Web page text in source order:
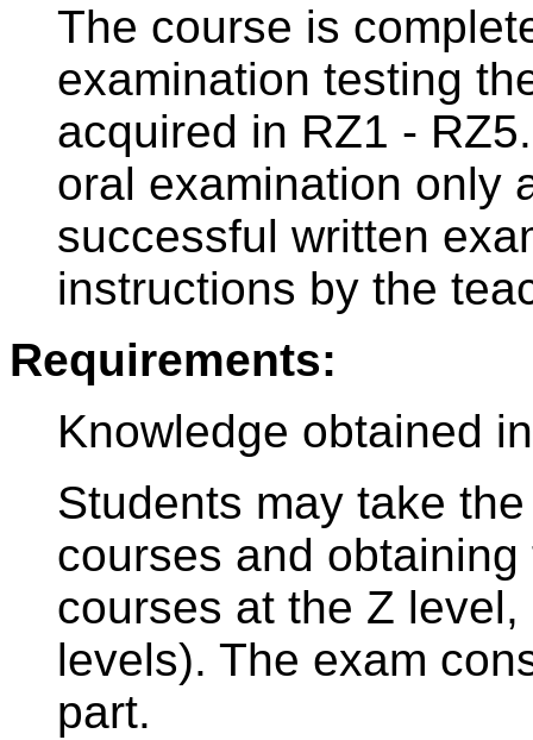
The course is
examination testing
acquired in RZ1 -
oral examination only
successful written
instructions by the
Requirements:
Knowledge obtained
Students may take
courses and
courses at the Z
levels). The exam
part.